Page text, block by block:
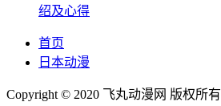
绍及心得
首页
日本动漫
Copyright © 2020 飞丸动漫网 版权所有